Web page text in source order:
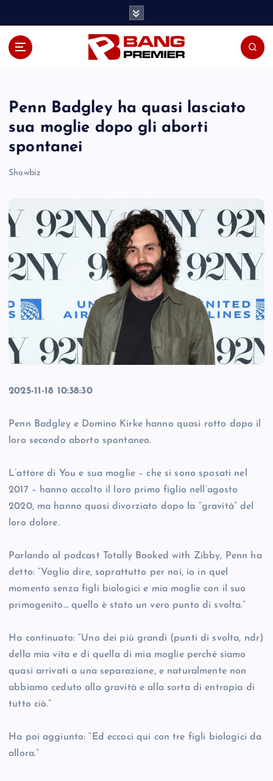
Penn Badgley ha quasi lasciato
sua moglie dopo gli aborti
spontanei
Showbiz
2025-11-18 10:38:30
Penn Badgley e Domino Kirke hanno quasi rotto dopo il
loro secondo aborto spontaneo.
L’attore di You e sua moglie – che si sono sposati nel
2017 – hanno accolto il loro primo figlio nell’agosto
2020, ma hanno quasi divorziato dopo la “gravità” del
loro dolore.
Parlando al podcast Totally Booked with Zibby, Penn ha
detto: “Voglio dire, soprattutto per noi, io in quel
momento senza figli biologici e mia moglie con il suo
primogenito… quello è stato un vero punto di svolta.”
Ha continuato: “Uno dei più grandi (punti di svolta, ndr)
della mia vita e di quella di mia moglie perché siamo
quasi arrivati a una separazione, e naturalmente non
abbiamo ceduto alla gravità e alla sorta di entropia di
tutto ciò.”
Ha poi aggiunto: “Ed eccoci qui con tre figli biologici da
allora.”